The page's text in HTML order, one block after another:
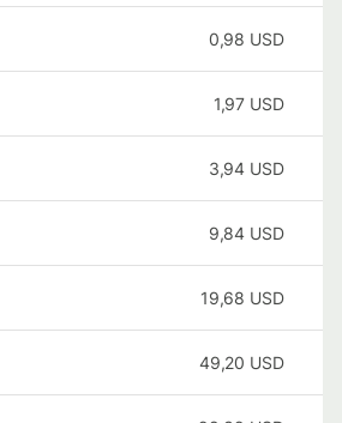
0,98 USD
1,97 USD
3,94 USD
9,84 USD
19,68 USD
49,20 USD